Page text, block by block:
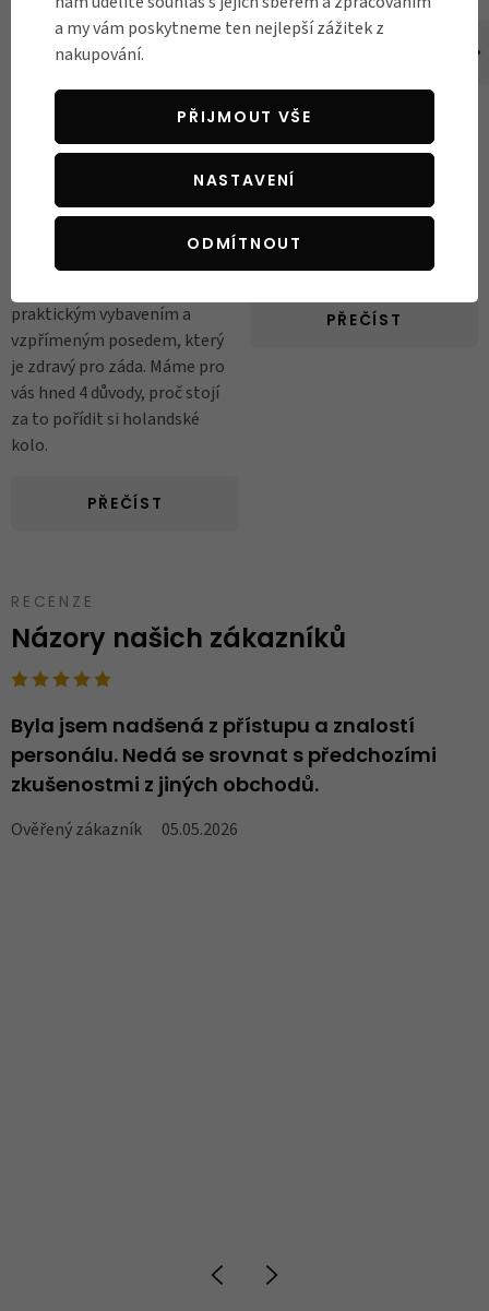
DO MĚSTA
4 důvody, proč si
holandské kolo
stylově, pohodlně a bez
holandská kola vás okouzlí
praktickým vybavením a
vzpřímeným posedem, který
je zdravý pro záda. Máme pro
vás hned 4 důvody, proč stojí
za to pořídit si holandské
kolo.
PŘEČÍST
Jaké je vhodné kolo do
města a výhody
městských kol
Přemýšlíte o koupi městského
kola? V sedmi bodech vás
přesvědčíme o jeho hlavních
PŘEČÍST
RECENZE
Názory našich zákazníků
Byla jsem nadšená z přístupu a znalostí
personálu. Nedá se srovnat s předchozími
zkušenostmi z jiných obchodů.
Ověřený zákazník 05.05.2026
a my vám poskytneme ten nejlepší zážitek z
nakupování.
PŘIJMOUT VŠE
NASTAVENÍ
ODMÍTNOUT